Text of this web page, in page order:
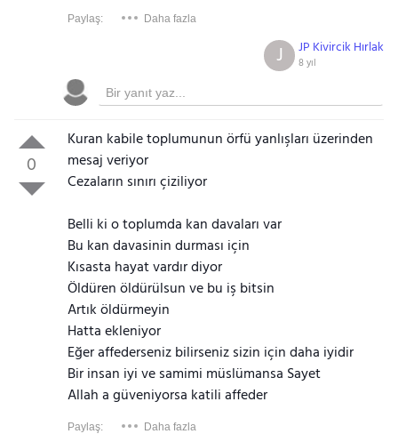
Paylaş: Daha fazla
JP Kivircik Hırlak
8 yıl
J
0
Kuran kabile toplumunun örfü yanlışları üzerinden
mesaj veriyor
Cezaların sınırı çiziliyor
Belli ki o toplumda kan davaları var
Bu kan davasinin durması için
Kısasta hayat vardır diyor
Öldüren öldürülsun ve bu iş bitsin
Artık öldürmeyin
Hatta ekleniyor
Eğer affederseniz bilirseniz sizin için daha iyidir
Bir insan iyi ve samimi müslümansa Sayet
Allah a güveniyorsa katili affeder
Paylaş: Daha fazla